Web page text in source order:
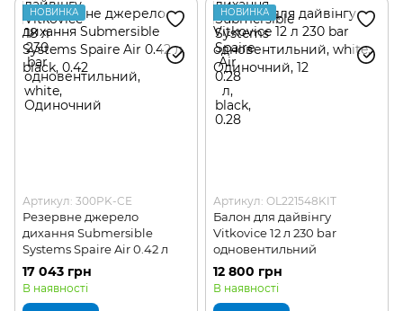
НОВИНКА
Артикул: 300PK-CE
Резервне джерело
дихання Submersible
Systems Spaire Air 0.42 л
17 043 грн
В наявності
НОВИНКА
Артикул: OL221548KIT
Балон для дайвінгу
Vitkovice 12 л 230 bar
одновентильний
12 800 грн
В наявності